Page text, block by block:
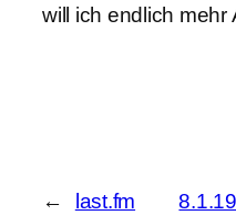
will ich endlich mehr
←
last.fm